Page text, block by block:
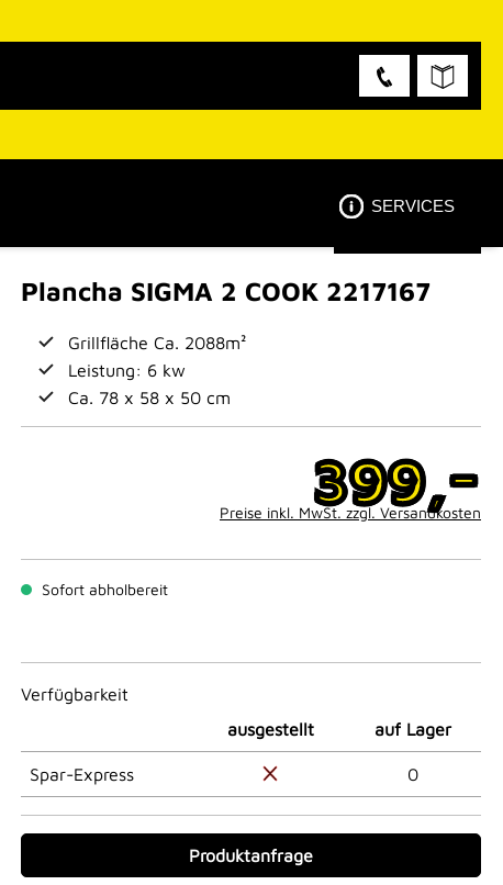
SERVICES
Plancha SIGMA 2 COOK 2217167
Grillfläche Ca. 2088m²
Leistung: 6 kw
Ca. 78 x 58 x 50 cm
399,-
Preise inkl. MwSt. zzgl. Versandkosten
Sofort abholbereit
Verfügbarkeit
ausgestellt
auf Lager
Spar-Express 0
Produktanfrage